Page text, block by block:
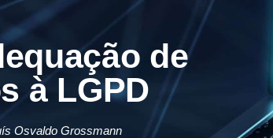
de
à LGPD
Osvaldo Grossmann